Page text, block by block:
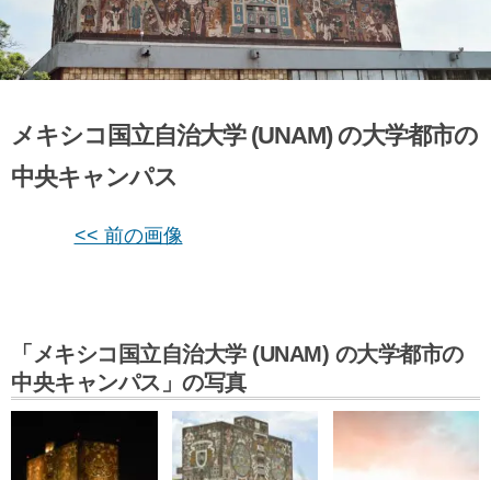
メキシコ国立自治大学 (UNAM) の大学都市の
中央キャンパス
<< 前の画像
「メキシコ国立自治大学 (UNAM) の大学都市の
中央キャンパス」の写真